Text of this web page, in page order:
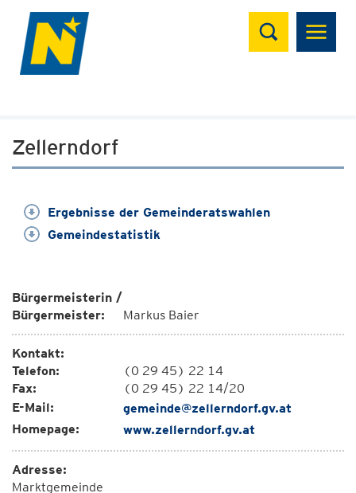
Suchen
Zellerndorf
Ergebnisse der Gemeinderatswahlen
Gemeindestatistik
Bürgermeisterin /
Bürgermeister:
Markus Baier
Kontakt:
Telefon:
(0 29 45) 22 14
Fax:
(0 29 45) 22 14/20
E-Mail:
gemeinde@zellerndorf.gv.at
Homepage:
www.zellerndorf.gv.at
Adresse:
Marktgemeinde